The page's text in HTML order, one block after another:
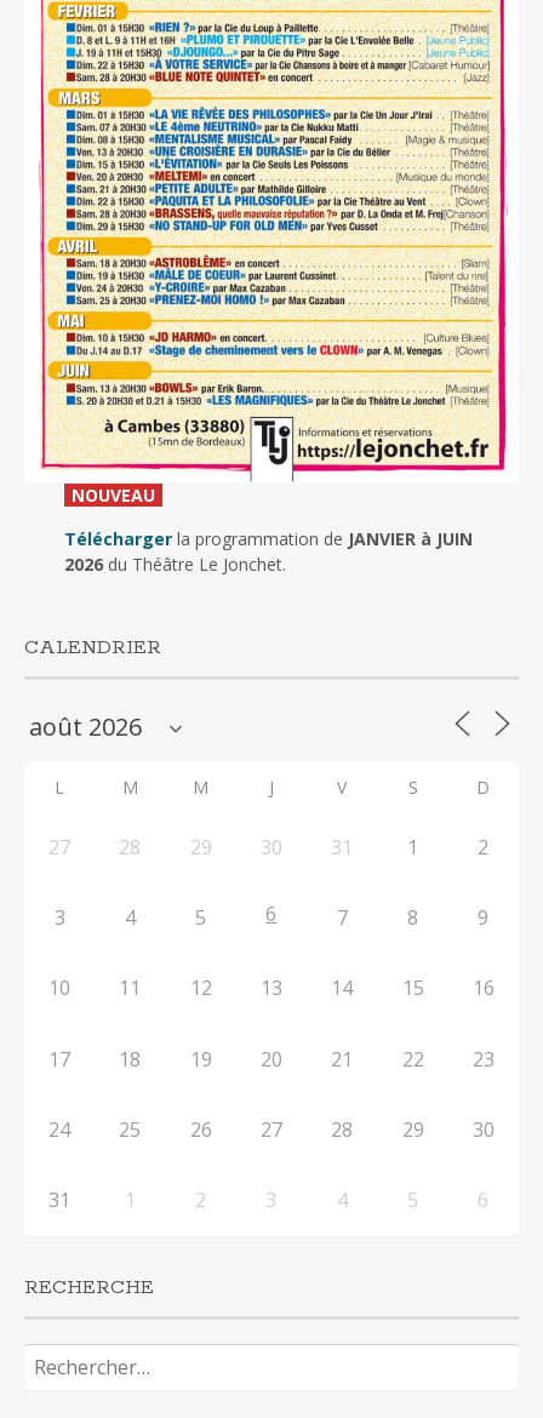
NOUVEAU_
Télécharger la programmation de JANVIER à JUIN
2026du Théâtre Le Jonchet.
CALENDRIER
L M M J V S D
27 28 29 30 31 1 2
3 4 5 6 7 8 9
10 11 12 13 14 15 16
17 18 19 20 21 22 23
24 25 26 27 28 29 30
31 1 2 3 4 5 6
RECHERCHE